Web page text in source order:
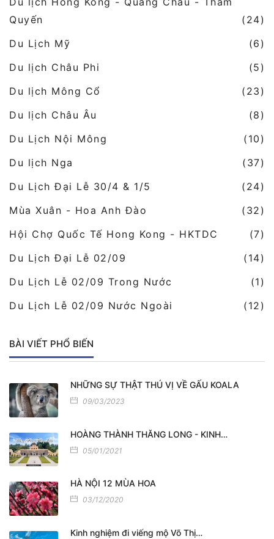
Quyến
(24)
Du Lịch Mỹ
(6)
Du lịch Châu Phi
(5)
Du lịch Mông Cổ
(23)
Du lịch Châu Âu
(8)
Du Lịch Nội Mông
(10)
Du lịch Nga
(37)
Du Lịch Đại Lễ 30/4 & 1/5
(24)
Mùa Xuân - Hoa Anh Đào
(32)
Hội Chợ Quốc Tế Hong Kong - HKTDC
(7)
Du Lịch Đại Lễ 02/09
(14)
Du Lịch Lễ 02/09 Trong Nước
(1)
Du Lịch Lễ 02/09 Nước Ngoài
(12)
BÀI VIẾT PHỔ BIẾN
NHỮNG SỰ THẬT THÚ VỊ VỀ GẤU KOALA
09/03/2023
HOÀNG THÀNH THĂNG LONG - KINH…
05/01/2021
HÀ NỘI 12 MÙA HOA
03/12/2020
Kinh nghiệm đi viếng mộ Võ Thị…